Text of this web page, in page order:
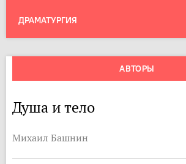
ДРАМАТУРГИЯ
АВТОРЫ
Душа и тело
Михаил Башнин